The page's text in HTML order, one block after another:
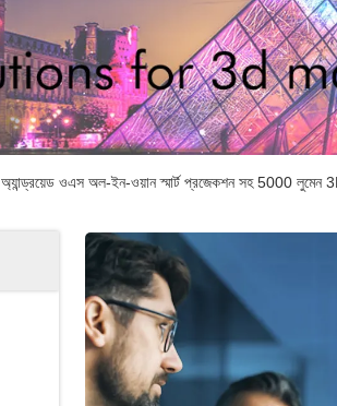
অ্যান্ড্রয়েড ওএস অল-ইন-ওয়ান স্মার্ট প্রজেকশন সহ 5000 লুমেন